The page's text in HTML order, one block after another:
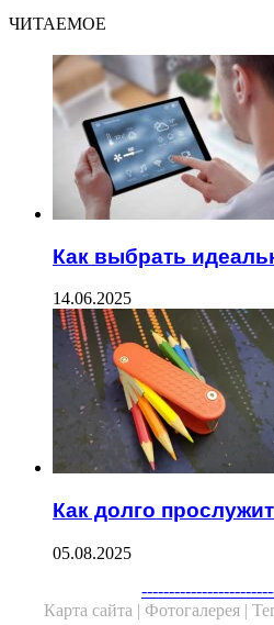
ЧИТАЕМОЕ
Как выбрать
14.06.2025
Как долго
05.08.2025
Карта сайта | Фотогалерея |